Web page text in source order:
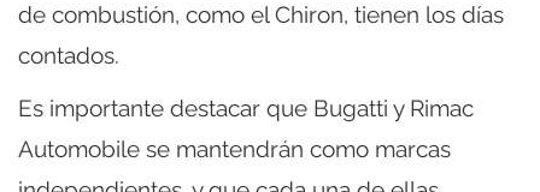
de combustión, como el Chiron, tienen los días
contados.
Es importante destacar que Bugatti y Rimac
Automobile se mantendrán como marcas